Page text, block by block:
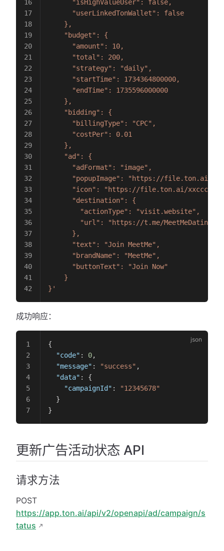
      "isHighValueUser": false,
      "userLinkedTonWallet": false
    },
    "budget": {
      "amount": 10,
      "total": 200,
      "strategy": "daily",
      "startTime": 1734364800000,
      "endTime": 1735596000000
    },
    "bidding": {
      "billingType": "CPC",
      "costPer": 0.01
    },
    "ad": {
      "adFormat": "image",
"popupImage": "https://file.ton.ai/
      "icon": "https://file.ton.ai/xxccc",
      "destination": {
        "actionType": "visit.website",
"url": "https://t.me/
      },
      "text": "Join MeetMe",
      "brandName": "MeetMe",
      "buttonText": "Join Now"
    }
}'
成功响应：
{
  "code"
: 0,
  "message"
: "success" ,
  "data"
: {
    "campaignId"
:
"12345678"
  }
}
更新广告活动状态 API
请求方法
POST
https://app.ton.ai/api/v2/openapi/ad/campaign/s
tatus